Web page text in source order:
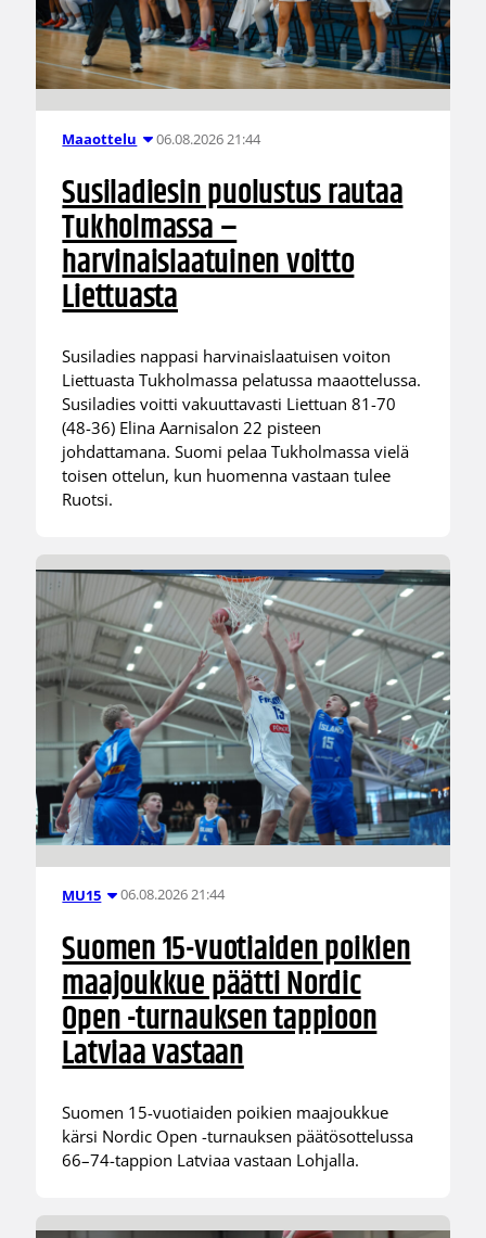
Maaottelu 06.08.2026 21:44
Susiladiesin puolustus rautaa
Tukholmassa –
harvinaislaatuinen voitto
Liettuasta
Susiladies nappasi harvinaislaatuisen voiton
Liettuasta Tukholmassa pelatussa maaottelussa.
Susiladies voitti vakuuttavasti Liettuan 81-70
(48-36) Elina Aarnisalon 22 pisteen
johdattamana. Suomi pelaa Tukholmassa vielä
toisen ottelun, kun huomenna vastaan tulee
Ruotsi.
MU15 06.08.2026 21:44
Suomen 15-vuotiaiden poikien
maajoukkue päätti Nordic
Open -turnauksen tappioon
Latviaa vastaan
Suomen 15-vuotiaiden poikien maajoukkue
kärsi Nordic Open -turnauksen päätösottelussa
66–74-tappion Latviaa vastaan Lohjalla.